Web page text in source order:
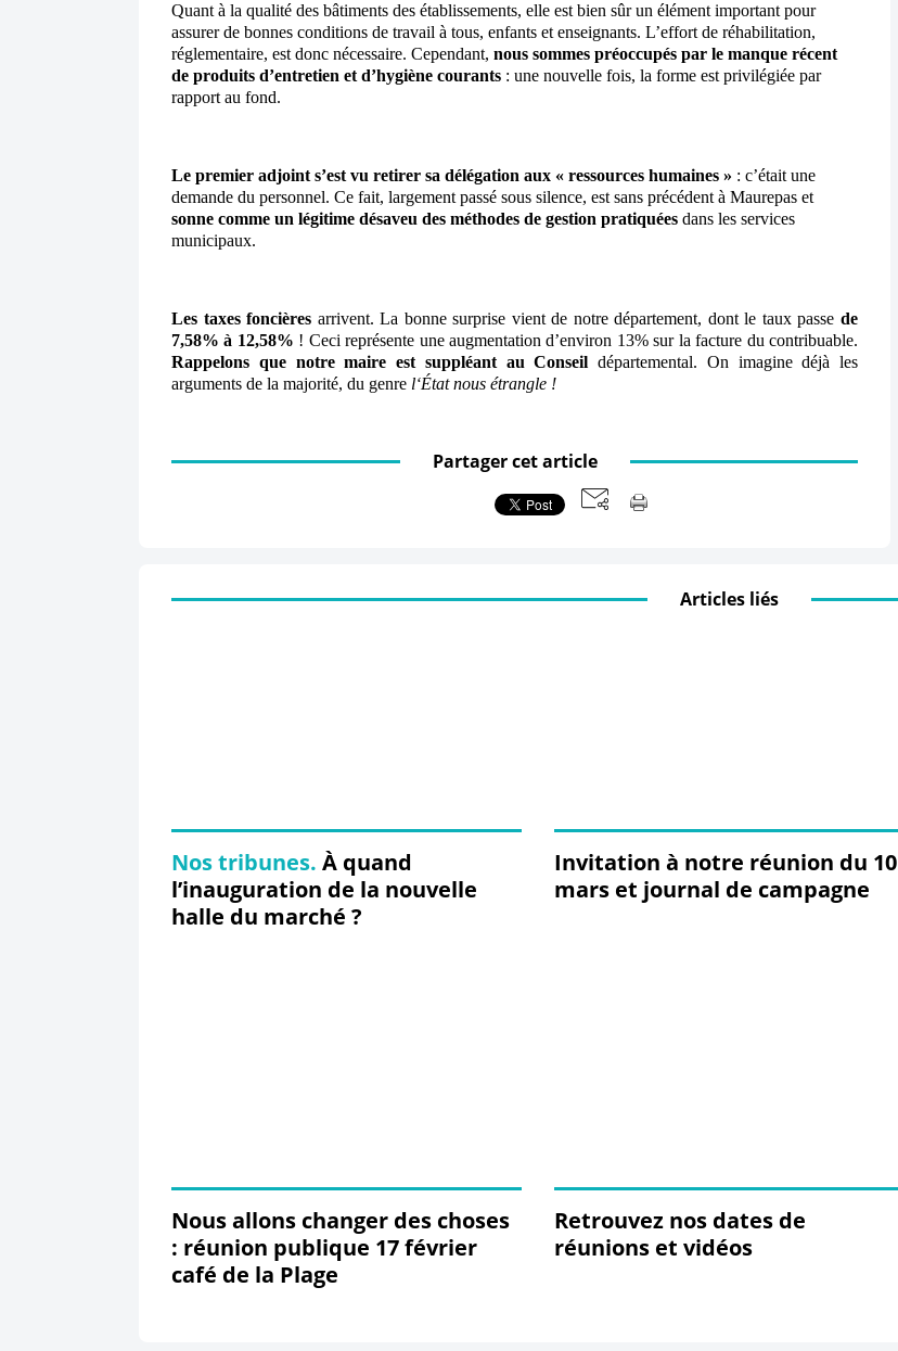
Quant à la qualité des bâtiments des établissements, elle est bien sûr un élément important pour
assurer de bonnes conditions de travail à tous, enfants et enseignants. L’effort de réhabilitation,
réglementaire, est donc nécessaire. Cependant, nous sommes préoccupés par le manque récent
de produits d’entretien et d’hygiène courants : une nouvelle fois, la forme est privilégiée par
rapport au fond.
Le premier adjoint s’est vu retirer sa délégation aux « ressources humaines » : c’était une
demande du personnel. Ce fait, largement passé sous silence, est sans précédent à Maurepas et
sonne comme un légitime désaveu des méthodes de gestion pratiquées dans les services
municipaux.
Les taxes foncières arrivent. La bonne surprise vient de notre département, dont le taux passede
7,58% à 12,58% ! Ceci représente une augmentation d’environ 13% sur la facture du contribuable.
Rappelons que notre maire est suppléant au Conseil départemental. On imagine déjà les
arguments de la majorité, du genre l‘État nous étrangle !
Partager cet article
Articles liés
Nos tribunes. À quand
l’inauguration de la nouvelle
halle du marché ?
Invitation à notre réunion du 10
mars et journal de campagne
Nous allons changer des choses
: réunion publique 17 février
café de la Plage
Retrouvez nos dates de
réunions et vidéos